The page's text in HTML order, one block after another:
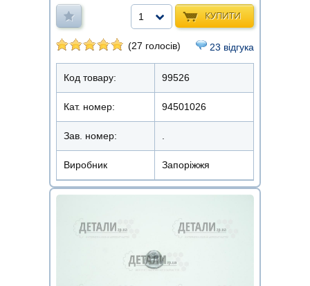
КУПИТИ
1
(27 голосів) 23 відгука
Код товару: 99526
Кат. номер: 94501026
Зав. номер:
Виробник Запоріжжя